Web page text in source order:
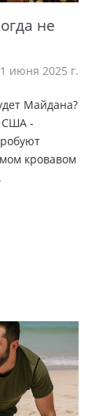
не
июня 2025 г.
Майдана?
США -
кровавом